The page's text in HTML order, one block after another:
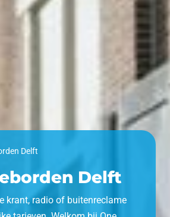
Delft
Delft
krant, radio of buitenreclame